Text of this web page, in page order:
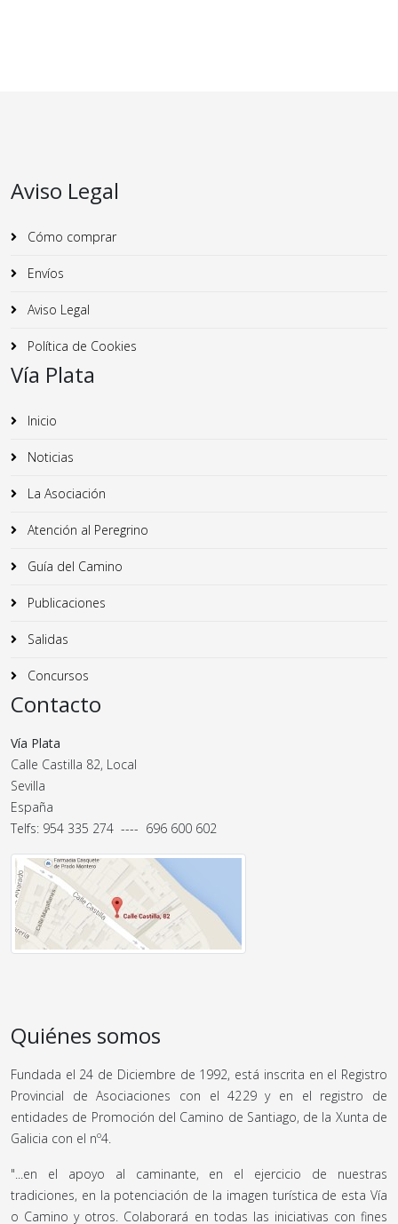
Aviso Legal
Cómo comprar
Envíos
Aviso Legal
Política de Cookies
Vía Plata
Inicio
Noticias
La Asociación
Atención al Peregrino
Guía del Camino
Publicaciones
Salidas
Concursos
Contacto
Vía Plata
Calle Castilla 82, Local
Sevilla
España
Telfs: 954 335 274 ---- 696 600 602
Quiénes somos
Fundada el 24 de Diciembre de 1992, está inscrita en el Registro
Provincial de Asociaciones con el 4229 y en el registro de
entidades de Promoción del Camino de Santiago, de la Xunta de
Galicia con el nº4.
"...en el apoyo al caminante, en el ejercicio de nuestras
tradiciones, en la potenciación de la imagen turística de esta Vía
o Camino y otros. Colaborará en todas las iniciativas con fines